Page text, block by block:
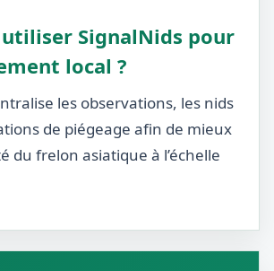
SignalNids pour
local ?
les observations, les nids
de piégeage afin de mieux
du frelon asiatique à l’échelle